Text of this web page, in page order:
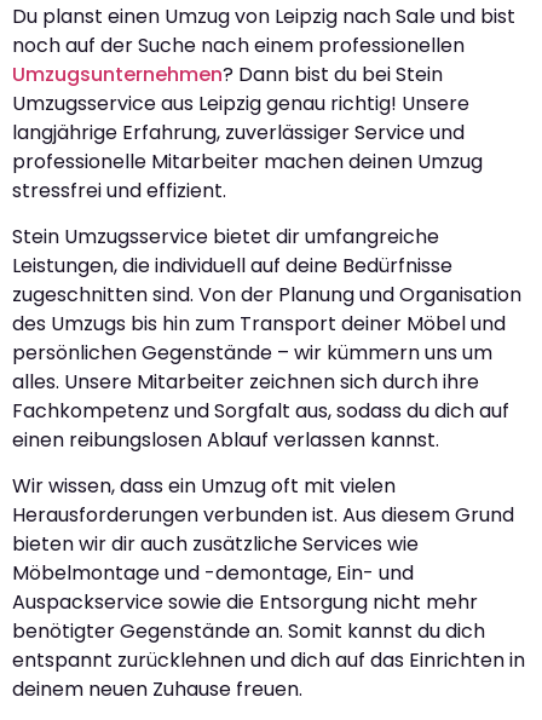
Du planst einen Umzug von Leipzig nach Sale und bist
noch auf der Suche nach einem professionellen
Umzugsunternehmen? Dann bist du bei Stein
Umzugsservice aus Leipzig genau richtig! Unsere
langjährige Erfahrung, zuverlässiger Service und
professionelle Mitarbeiter machen deinen Umzug
stressfrei und effizient.
Stein Umzugsservice bietet dir umfangreiche
Leistungen, die individuell auf deine Bedürfnisse
zugeschnitten sind. Von der Planung und Organisation
des Umzugs bis hin zum Transport deiner Möbel und
persönlichen Gegenstände – wir kümmern uns um
alles. Unsere Mitarbeiter zeichnen sich durch ihre
Fachkompetenz und Sorgfalt aus, sodass du dich auf
einen reibungslosen Ablauf verlassen kannst.
Wir wissen, dass ein Umzug oft mit vielen
Herausforderungen verbunden ist. Aus diesem Grund
bieten wir dir auch zusätzliche Services wie
Möbelmontage und -demontage, Ein- und
Auspackservice sowie die Entsorgung nicht mehr
benötigter Gegenstände an. Somit kannst du dich
entspannt zurücklehnen und dich auf das Einrichten in
deinem neuen Zuhause freuen.